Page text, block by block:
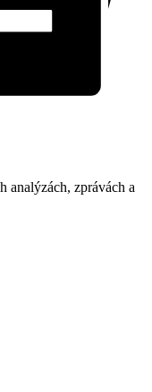
analýzách, zprávách a